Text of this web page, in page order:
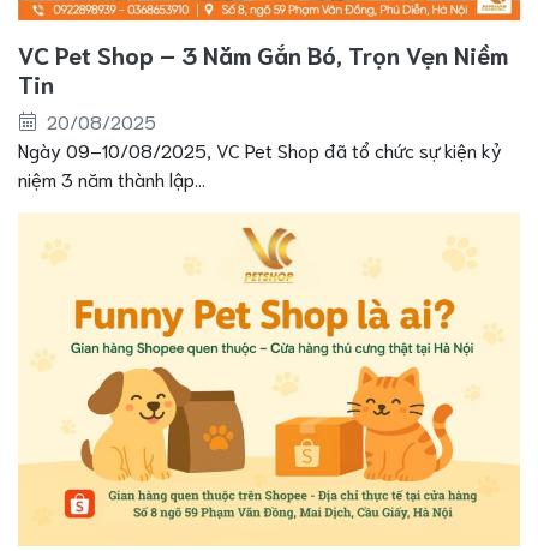
VC Pet Shop – 3 Năm Gắn Bó, Trọn Vẹn Niềm
Tin
20/08/2025
Ngày 09–10/08/2025, VC Pet Shop đã tổ chức sự kiện kỷ
niệm 3 năm thành lập...